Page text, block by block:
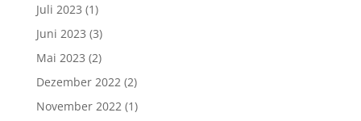
Juli 2023 (1)
Juni 2023 (3)
Mai 2023 (2)
Dezember 2022(2)
November 2022(1)